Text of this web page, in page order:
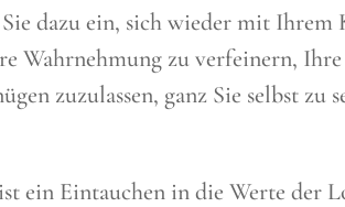
dazu ein, sich wieder mit Ihrem
Wahrnehmung zu verfeinern,
zuzulassen, ganz Sie selbst zu
ein Eintauchen in die Werte der